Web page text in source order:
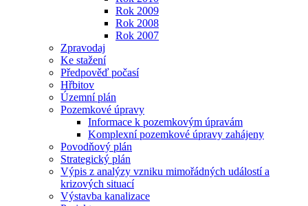
Rok 2009
Rok 2008
Rok 2007
Zpravodaj
Ke stažení
Předpověď počasí
Hřbitov
Územní plán
Pozemkové úpravy
Informace k pozemkovým úpravám
Komplexní pozemkové úpravy zahájeny
Povodňový plán
Strategický plán
Výpis z analýzy vzniku mimořádných událostí a
krizových situací
Výstavba kanalizace